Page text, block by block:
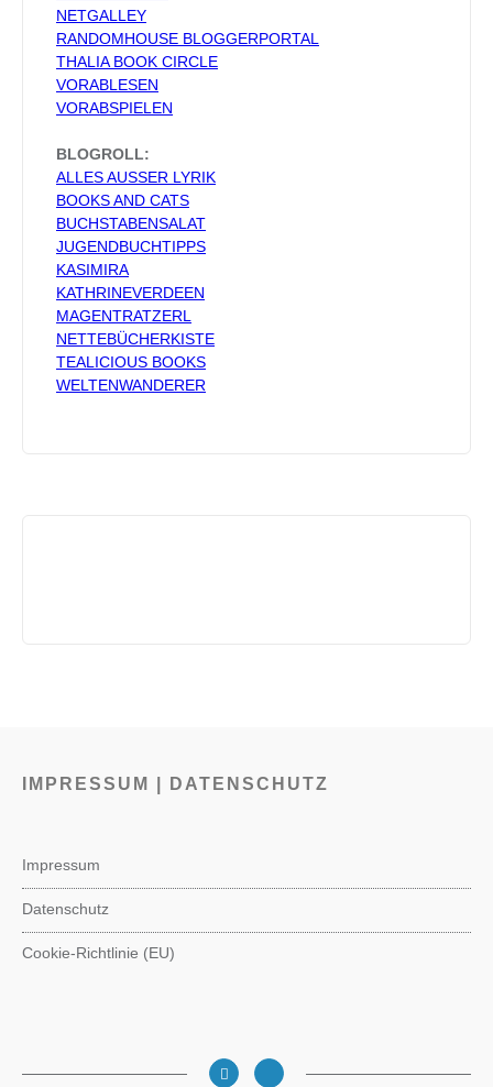
NETGALLEY
RANDOMHOUSE BLOGGERPORTAL
THALIA BOOK CIRCLE
VORABLESEN
VORABSPIELEN
BLOGROLL:
ALLES AUSSER LYRIK
BOOKS AND CATS
BUCHSTABENSALAT
JUGENDBUCHTIPPS
KASIMIRA
KATHRINEVERDEEN
MAGENTRATZERL
NETTEBÜCHERKISTE
TEALICIOUS BOOKS
WELTENWANDERER
IMPRESSUM | DATENSCHUTZ
Impressum
Datenschutz
Cookie-Richtlinie (EU)